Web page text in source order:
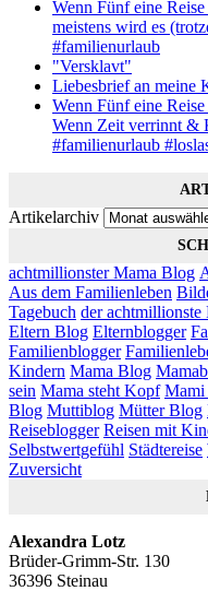
Wenn Fünf eine
meistens wird es
#familienurlaub
"Versklavt"
Liebesbrief an meine
Wenn Fünf eine
Wenn Zeit verrinnt &
#familienurlaub
Artikelarchiv
achtmillionster Mama Blog
Aus dem Familienleben
Tagebuch der
Eltern Blog Elternblogger
Familienblogger
Kindern Mama Blog
sein Mama steht Kopf
Blog Muttiblog Mütter Blog
Reiseblogger Reisen mit
Selbstwertgefühl Städtereise
Zuversicht
Alexandra Lotz
Brüder-Grimm-Str. 130
36396 Steinau